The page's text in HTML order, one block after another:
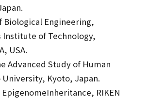
Biological Engineering,
Institute of Technology,
USA.
Advanced Study of Human
Kyoto, Japan.
RIKEN